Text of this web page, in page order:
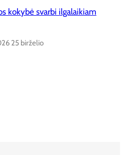
kokybė svarbi ilgalaikiam
25 birželio